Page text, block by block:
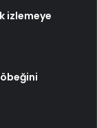
izlemeye